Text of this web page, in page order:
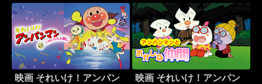
映画 それいけ！アンパン
映画 それいけ！アンパン